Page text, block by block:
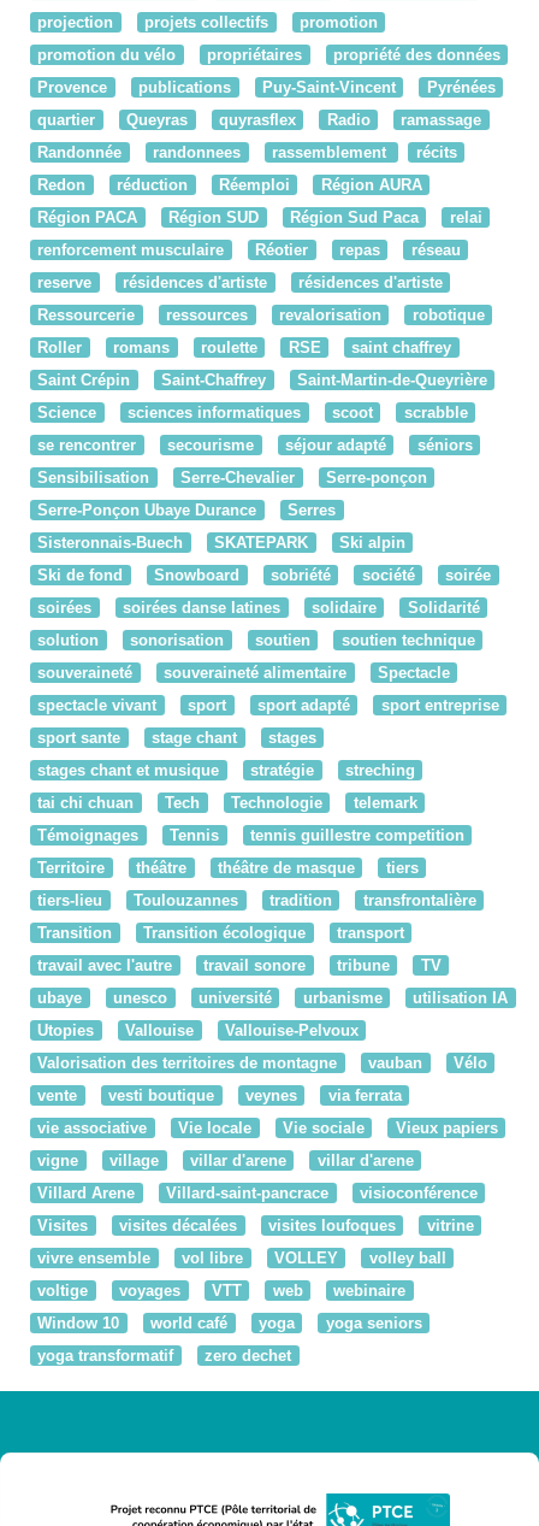
projection
projets collectifs
promotion
promotion du vélo
propriétaires
propriété des données
Provence
publications Puy-Saint-Vincent
Pyrénées
quartier
Queyras quyrasflex Radio
ramassage
Randonnée
randonnees rassemblement
récits
Redon
réduction Réemploi
Région AURA
Région PACA
Région SUD Région Sud Paca
relai
renforcement musculaire
Réotier repas
réseau
reserve
résidences d'artiste
résidences d'artiste
Ressourcerie
ressources revalorisation
robotique
Roller
romans roulette RSE
saint chaffrey
Saint Crépin
Saint-Chaffrey
Saint-Martin-de-Queyrière
Science
sciences informatiques scoot
scrabble
se rencontrer
secourisme séjour adapté
séniors
Sensibilisation
Serre-Chevalier
Serre-ponçon
Serre-Ponçon Ubaye Durance
Serres
Sisteronnais-Buech
SKATEPARK
Ski alpin
Ski de fond
Snowboard sobriété société
soirée
soirées
soirées danse latines solidaire
Solidarité
solution
sonorisation soutien
soutien technique
souveraineté
souveraineté alimentaire
Spectacle
spectacle vivant
sport sport adapté
sport entreprise
sport sante
stage chant
stages
stages chant et musique
stratégie
streching
tai chi chuan
Tech Technologie
telemark
Témoignages
Tennis
tennis guillestre competition
Territoire
théâtre théâtre de masque
tiers
tiers-lieu
Toulouzannes tradition
transfrontalière
Transition
Transition écologique
transport
travail avec l'autre
travail sonore tribune
TV
ubaye
unesco université urbanisme
utilisation IA
Utopies
Vallouise
Vallouise-Pelvoux
Valorisation des territoires de montagne
vauban
Vélo
vente
vesti boutique veynes
via ferrata
vie associative
Vie locale Vie sociale
Vieux papiers
vigne
village villar d'arene
villar d'arene
Villard Arene
Villard-saint-pancrace
visioconférence
Visites
visites décalées visites loufoques
vitrine
vivre ensemble
vol libre VOLLEY
volley ball
voltige
voyages VTT web
webinaire
Window 10
world café yoga
yoga seniors
yoga transformatif
zero dechet